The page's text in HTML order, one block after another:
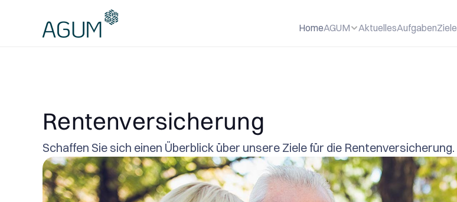
HomeAGUM AktuellesAufgabenZiele
Rentenversicherung
Schaffen Sie sich einen Überblick über unsere Ziele für die Rentenversicherung.